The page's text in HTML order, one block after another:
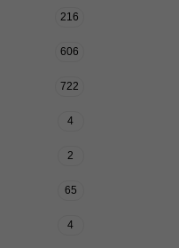
216
606
722
4
2
65
4